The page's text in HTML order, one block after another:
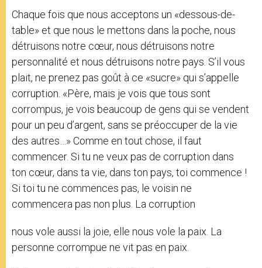
Chaque fois que nous acceptons un «dessous-de-
table» et que nous le mettons dans la poche, nous
détruisons notre cœur, nous détruisons notre
personnalité et nous détruisons notre pays. S’il vous
plait, ne prenez pas goût à ce «sucre» qui s’appelle
corruption. «Père, mais je vois que tous sont
corrompus, je vois beaucoup de gens qui se vendent
pour un peu d’argent, sans se préoccuper de la vie
des autres…» Comme en tout chose, il faut
commencer. Si tu ne veux pas de corruption dans
ton cœur, dans ta vie, dans ton pays, toi commence !
Si toi tu ne commences pas, le voisin ne
commencera pas non plus. La corruption
nous vole aussi la joie, elle nous vole la paix. La
personne corrompue ne vit pas en paix.